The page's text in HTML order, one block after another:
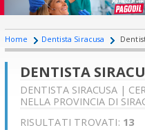
Home Dentista Siracusa
DENTISTA
DENTISTA SIRACUSA |
NELLA PROVINCIA DI
RISULTATI TROVATI: 13